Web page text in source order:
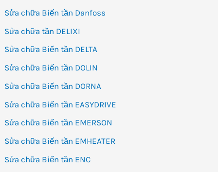
Sửa chữa Biến tần Danfoss
Sửa chữa tần DELIXI
Sửa chữa Biến tần DELTA
Sửa chữa Biến tần DOLIN
Sửa chữa Biến tần DORNA
Sửa chữa Biến tần EASYDRIVE
Sửa chữa Biến tần EMERSON
Sửa chữa Biến tần EMHEATER
Sửa chữa Biến tần ENC